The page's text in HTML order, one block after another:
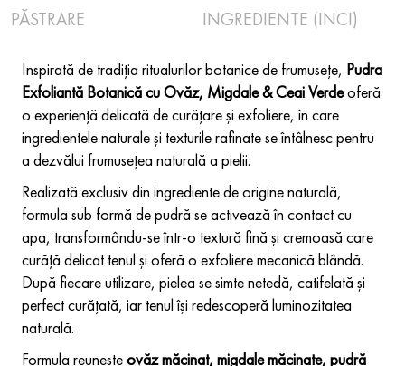
PĂSTRARE
INGREDIENTE (INCI)
Inspirată de tradiția ritualurilor botanice de frumusețe, Pudra
Exfoliantă Botanică cu Ovăz, Migdale & Ceai Verdeoferă
o experiență delicată de curățare și exfoliere, în care
ingredientele naturale și texturile rafinate se întâlnesc pentru
a dezvălui frumusețea naturală a pielii.
Realizată exclusiv din ingrediente de origine naturală,
formula sub formă de pudră se activează în contact cu
apa, transformându-se într-o textură fină și cremoasă care
curăță delicat tenul și oferă o exfoliere mecanică blândă.
După fiecare utilizare, pielea se simte netedă, catifelată și
perfect curățată, iar tenul își redescoperă luminozitatea
naturală.
Formula reuneșteovăz măcinat, migdale măcinate, pudră